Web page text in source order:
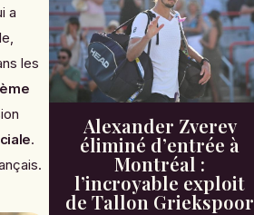
a
les
.
Alexander Zverev
éliminé d’entrée à
Montréal :
l’incroyable exploit
de Tallon Griekspoor